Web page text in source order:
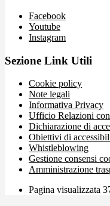
Facebook
Youtube
Instagram
Sezione Link Utili
Cookie policy
Note legali
Informativa Privacy
Ufficio Relazioni
Dichiarazione di
Obiettivi di
Whistleblowing
Gestione consensi
Amministrazione
Pagina visualizzata